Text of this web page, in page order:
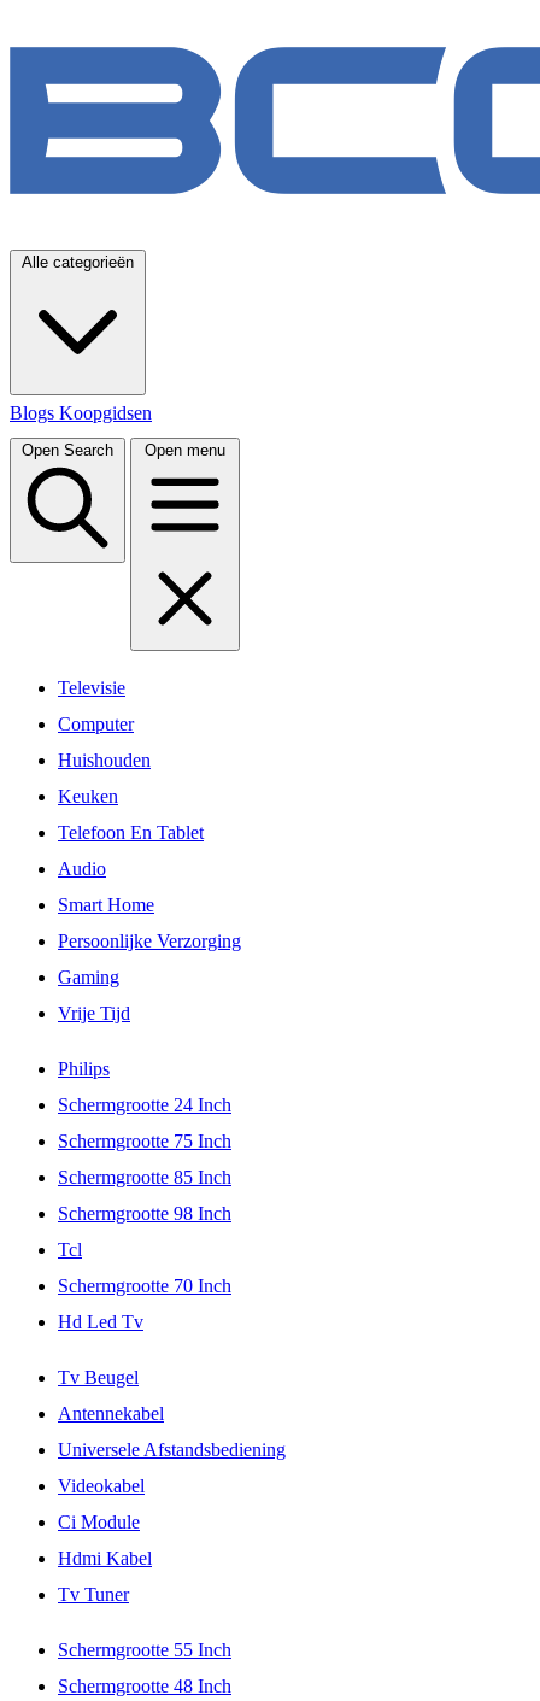
Alle categorieën
Blogs Koopgidsen
Open Search Open menu
Televisie
Computer
Huishouden
Keuken
Telefoon En Tablet
Audio
Smart Home
Persoonlijke Verzorging
Gaming
Vrije Tijd
Philips
Schermgrootte 24 Inch
Schermgrootte 75 Inch
Schermgrootte 85 Inch
Schermgrootte 98 Inch
Tcl
Schermgrootte 70 Inch
Hd Led Tv
Tv Beugel
Antennekabel
Universele Afstandsbediening
Videokabel
Ci Module
Hdmi Kabel
Tv Tuner
Schermgrootte 55 Inch
Schermgrootte 48 Inch